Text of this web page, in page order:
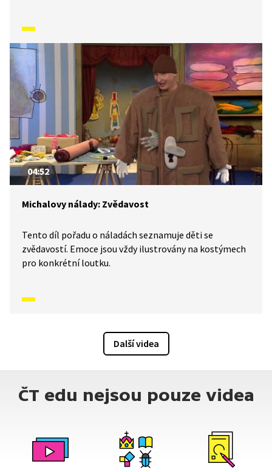
04:52
Michalovy nálady: Zvědavost
Tento díl pořadu o náladách seznamuje děti se
zvědavostí. Emoce jsou vždy ilustrovány na kostýmech
pro konkrétní loutku.
Další videa
ČT edu nejsou pouze videa